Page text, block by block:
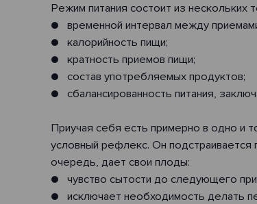
Режим питания состоит из нескольких
● временной интервал между
● калорийность пищи;
● кратность приемов пищи;
● состав употребляемых продуктов;
● сбалансированность питания,
Приучая себя есть примерно в одно и
условный рефлекс. Он
очередь, дает свои плоды:
● чувство сытости до следующего
● исключает необходимость делать